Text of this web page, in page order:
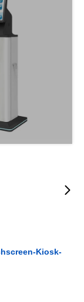
Kiosk-